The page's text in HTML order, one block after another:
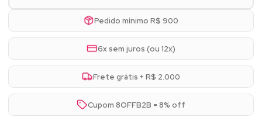
Pedido mínimo R$ 900
6x sem juros (ou 12x)
Frete grátis + R$ 2.000
Cupom 8OFFB2B = 8% off